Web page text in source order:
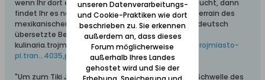
wenn Ihr dort ein außergewöhnliches Restaurant sucht, dann
findet Ihr es neuerdings in der Piwna 50/51 im Souterrain des
mexikanischen Restaurants "Hola Tapas". Hier die deutsch
übersetzte Beschreibung dazu aus dem heutigen
kulinaria.trojmiasto.pl-Artikel (>https://kulinaria-trojmiasto-
pl.tran...4035,pozycja:0) - Zitat:
"Um zum Tiki Jungle zu gelangen, müssen Sie die Schwelle des
unseren Datenverarbeitungs-
und Cookie-Praktiken wie dort
beschrieben zu. Sie erkennen
außerdem an, dass dieses
Forum möglicherweise
außerhalb Ihres Landes
gehostet wird und Sie der